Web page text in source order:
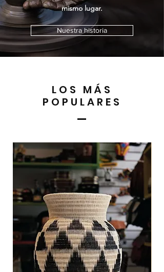
mismo lugar.
Nuestra historia
LOS MÁS
POPULARES